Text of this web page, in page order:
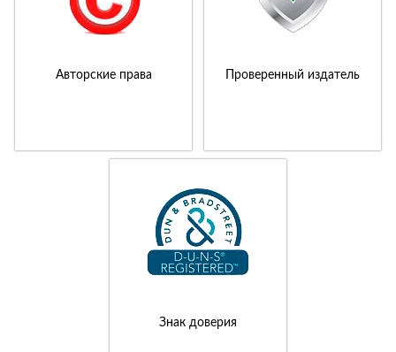
Авторские права Проверенный издатель
Знак доверия